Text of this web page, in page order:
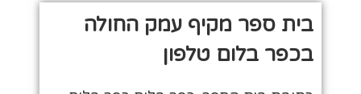
בית ספר מקיף עמק החולה
בכפר בלום טלפון